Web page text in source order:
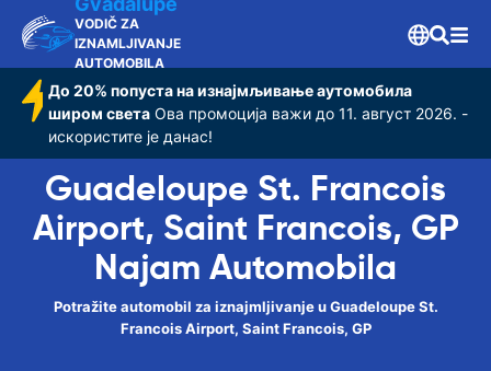
VODIČ ZA
IZNAMLJIVANJE
AUTOMOBILA
До 20% попуста на изнајмљивање аутомобила
широм света Ова промоција важи до 11. август 2026. -
искористите је данас!
Guadeloupe St. Francois
Airport, Saint Francois, GP
Najam Automobila
Potražite automobil za iznajmljivanje u Guadeloupe St.
Francois Airport, Saint Francois, GP